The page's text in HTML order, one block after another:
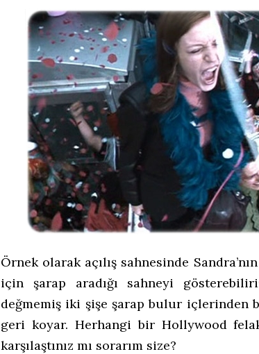
Örnek olarak açılış sahnesinde
için şarap aradığı sahneyi
değmemiş iki şişe şarap bulur
geri koyar. Herhangi bir Hollywood
karşılaştınız mı sorarım size?